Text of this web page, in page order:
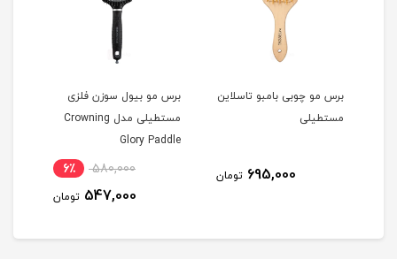
برس مو چوبی بامبو تاسلاین
مستطیلی
695,000 تومان
برس مو بیول سوزن فلزی
مستطیلی مدل Crowning
Glory Paddle
580,000 6٪
547,000 تومان